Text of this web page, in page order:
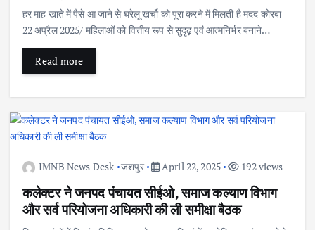
हर माह खाते में पैसे आ जाने से घरेलू खर्चो को पूरा करने में मिलती है मदद कोरबा
22 अप्रैल 2025/ महिलाओं को वित्तीय रूप से सुदृढ़ एवं आत्मनिर्भर बनाने…
Read more
IMNB News Desk जशपुर April 22, 2025 192 views
कलेक्टर ने जनपद पंचायत सीईओ, समाज कल्याण विभाग
और सर्व परियोजना अधिकारी की ली समीक्षा बैठक